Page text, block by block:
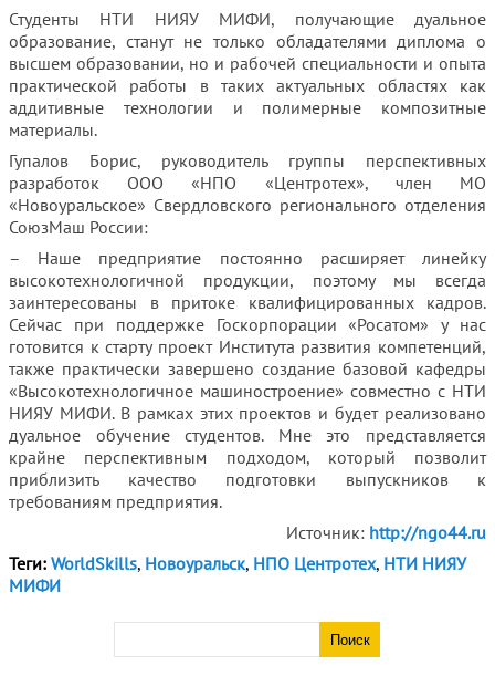
Студенты НТИ НИЯУ МИФИ, получающие дуальное
образование, станут не только обладателями диплома о
высшем образовании, но и рабочей специальности и опыта
практической работы в таких актуальных областях как
аддитивные технологии и полимерные композитные
материалы.
Гупалов Борис, руководитель группы перспективных
разработок ООО «НПО «Центротех», член МО
«Новоуральское» Свердловского регионального отделения
СоюзМаш России:
– Наше предприятие постоянно расширяет линейку
высокотехнологичной продукции, поэтому мы всегда
заинтересованы в притоке квалифицированных кадров.
Сейчас при поддержке Госкорпорации «Росатом» у нас
готовится к старту проект Института развития компетенций,
также практически завершено создание базовой кафедры
«Высокотехнологичное машиностроение» совместно с НТИ
НИЯУ МИФИ. В рамках этих проектов и будет реализовано
дуальное обучение студентов. Мне это представляется
крайне перспективным подходом, который позволит
приблизить качество подготовки выпускников к
требованиям предприятия.
Источник: http://ngo44.ru
Теги: WorldSkills, Новоуральск, НПО Центротех, НТИ НИЯУ
МИФИ